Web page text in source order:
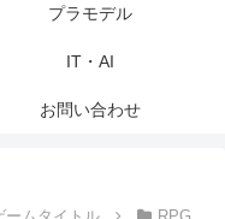
プラモデル
IT・AI
お問い合わせ